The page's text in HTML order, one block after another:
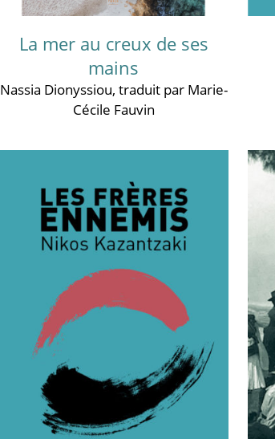
La mer au creux de ses
mains
Nassia Dionyssiou, traduit par Marie-
Cécile Fauvin